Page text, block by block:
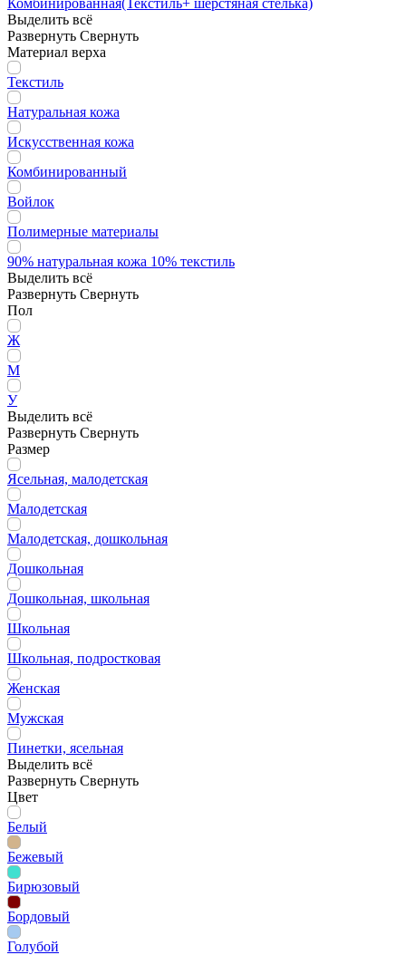
Комбинированная(Текстиль+ шерстяная стелька)
Выделить всё
Развернуть Свернуть
Материал верха
Текстиль
Натуральная кожа
Искусственная кожа
Комбинированный
Войлок
Полимерные материалы
90% натуральная кожа 10% текстиль
Выделить всё
Развернуть Свернуть
Пол
Ж
М
У
Выделить всё
Развернуть Свернуть
Размер
Ясельная, малодетская
Малодетская
Малодетская, дошкольная
Дошкольная
Дошкольная, школьная
Школьная
Школьная, подростковая
Женская
Мужская
Пинетки, ясельная
Выделить всё
Развернуть Свернуть
Цвет
Белый
Бежевый
Бирюзовый
Бордовый
Голубой